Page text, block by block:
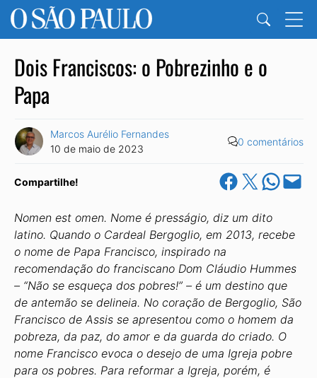
Dois Franciscos: o Pobrezinho e o
Papa
Marcos Aurélio Fernandes
10 de maio de 2023
0 comentários
Compartilhe! Share on Facebook
Share on X Share on
Email this
Nomen est omen. Nome é presságio, diz um dito
latino. Quando o Cardeal Bergoglio, em 2013, recebe
o nome de Papa Francisco, inspirado na
recomendação do franciscano Dom Cláudio Hummes
– “Não se esqueça dos pobres!” – é um destino que
de antemão se delineia. No coração de Bergoglio, São
Francisco de Assis se apresentou como o homem da
pobreza, da paz, do amor e da guarda do criado. O
nome Francisco evoca o desejo de uma Igreja pobre
para os pobres. Para reformar a Igreja, porém, é